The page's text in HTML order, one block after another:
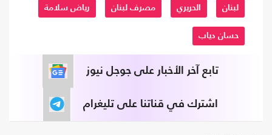
لبنان الحريري مصرف لبنان رياض سلامة
حسان دياب
تابع آخر الأخبار على جوجل نيوز
اشترك في قناتنا على تليغرام